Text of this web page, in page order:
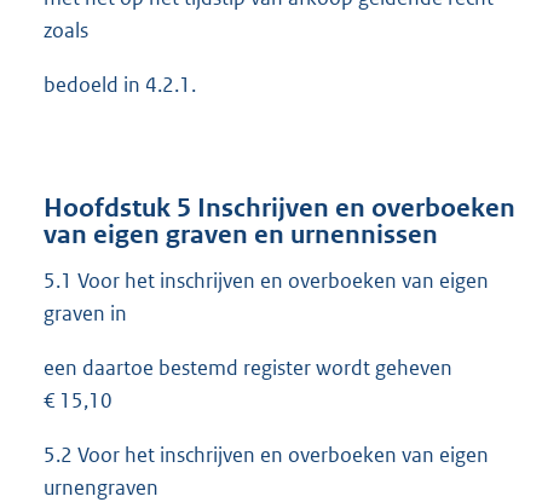
zoals
bedoeld in 4.2.1.
Hoofdstuk 5 Inschrijven en overboeken
van eigen graven en urnennissen
5.1 Voor het inschrijven en overboeken van eigen
graven in
een daartoe bestemd register wordt geheven
€ 15,10
5.2 Voor het inschrijven en overboeken van eigen
urnengraven